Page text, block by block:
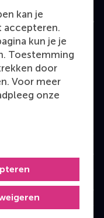
kan je
accepteren.
kun je je
Toestemming
door
Voor meer
onze